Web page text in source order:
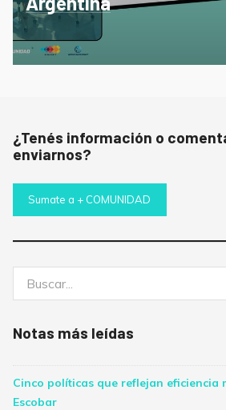
¿Tenés información o
enviarnos?
Sumate a + COMUNIDAD
Notas más leídas
Cinco políticas que reflejan eficiencia
Escobar